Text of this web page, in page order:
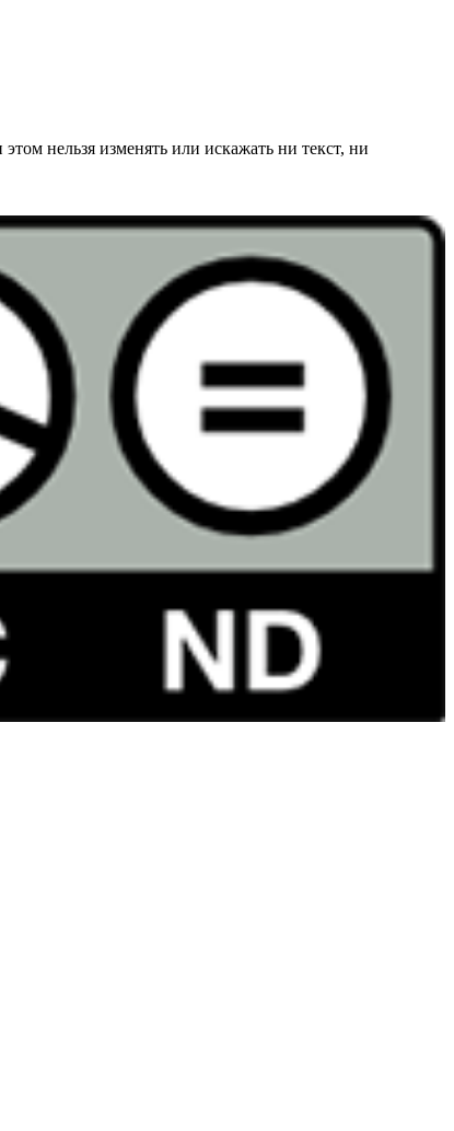
этом нельзя изменять или искажать ни текст, ни